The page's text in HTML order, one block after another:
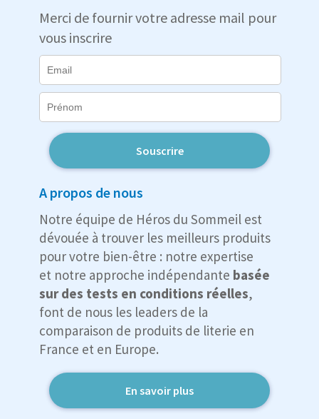
Merci de fournir votre adresse mail pour
vous inscrire
Souscrire
A propos de nous
Notre équipe de Héros du Sommeil est
dévouée à trouver les meilleurs produits
pour votre bien-être : notre expertise
et notre approche indépendante basée
sur des tests en conditions réelles,
font de nous les leaders de la
comparaison de produits de literie en
France et en Europe.
En savoir plus